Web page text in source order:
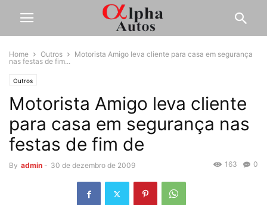
Home Outros
Motorista Amigo leva cliente para casa em segurança
nas festas de fim...
Outros
Motorista Amigo leva cliente
para casa em segurança nas
festas de fim de
By admin - 30 de dezembro de 2009 0
163